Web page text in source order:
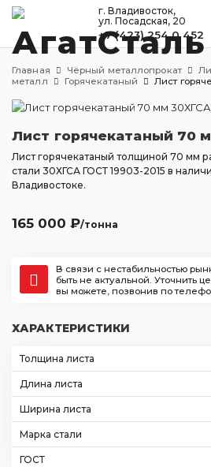
г. Владивосток,
ул. Посадская, 20
+7 (423) 254 0 452
КАТАЛОГ
МЕТАЛЛООБРАБОТКА
ДОСТАВКА И ОПЛАТА
КОНТАКТЫ
ул. Посадская, 20
Главная Чёрный металлопрокат
металл
Горячекатаный Лист
Лист горячекатаный 70
Лист горячекатаный толщиной 70 мм
стали 30ХГСА ГОСТ 19903-2015 в
Владивостоке.
165 000 ₽/тонна
В связи с нестабильностью
быть не актуальной. Уточнить
вы можете, позвонив по
ХАРАКТЕРИСТИКИ
Толщина листа
Длина листа
Ширина листа
Марка стали
ГОСТ